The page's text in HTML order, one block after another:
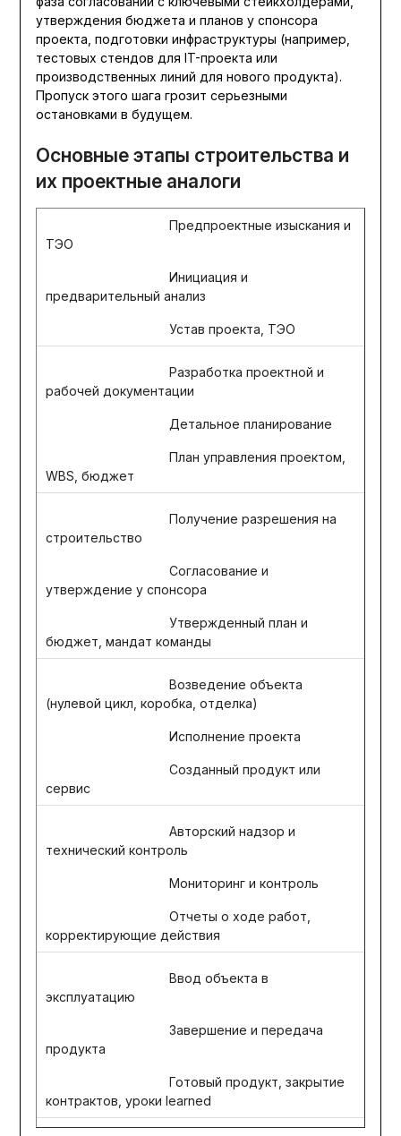
утверждения бюджета и планов у спонсора
проекта, подготовки инфраструктуры (например,
тестовых стендов для IT-проекта или
производственных линий для нового продукта).
Пропуск этого шага грозит серьезными
остановками в будущем.
Основные этапы строительства и
их проектные аналоги
Предпроектные изыскания и
ТЭО
Инициация и
предварительный анализ
Устав проекта, ТЭО
Разработка проектной и
рабочей документации
Детальное планирование
План управления проектом,
WBS, бюджет
Получение разрешения на
строительство
Согласование и
утверждение у спонсора
Утвержденный план и
бюджет, мандат команды
Возведение объекта
(нулевой цикл, коробка, отделка)
Исполнение проекта
Созданный продукт или
сервис
Авторский надзор и
технический контроль
Мониторинг и контроль
Отчеты о ходе работ,
корректирующие действия
Ввод объекта в
эксплуатацию
Завершение и передача
продукта
Готовый продукт, закрытие
контрактов, уроки learned